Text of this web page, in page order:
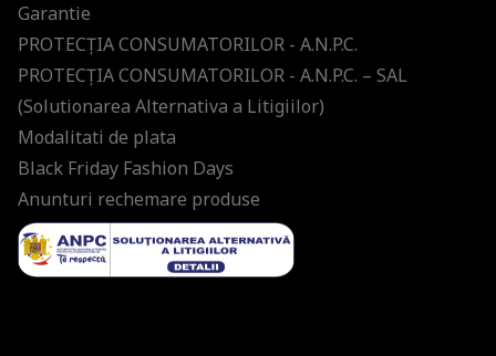
Garantie
PROTECŢIA CONSUMATORILOR - A.N.P.C.
PROTECŢIA CONSUMATORILOR - A.N.P.C. – SAL
(Solutionarea Alternativa a Litigiilor)
Modalitati de plata
Black Friday Fashion Days
Anunturi rechemare produse